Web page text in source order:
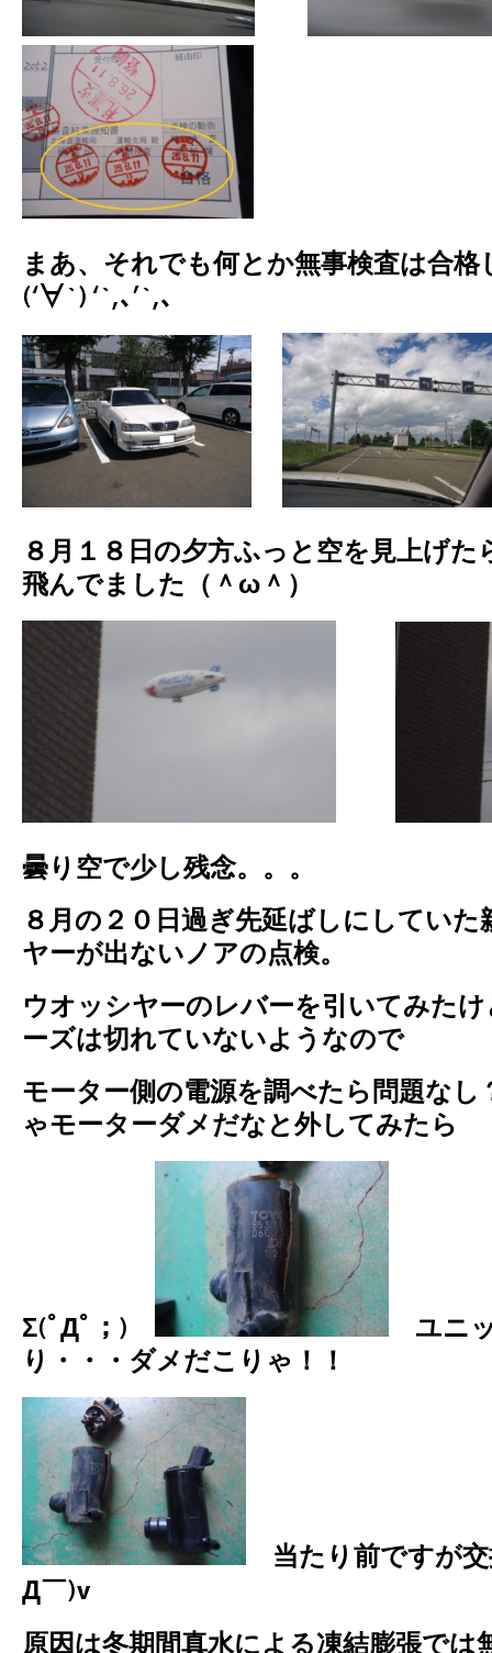
まあ、それでも何とか無事検査は合
(‘∀`) ‘`,､’`,､
８月１８日の夕方ふっと空を見上げた
飛んでました（＾ω＾）
曇り空で少し残念。。。
８月の２０日過ぎ先延ばしにしてい
ヤーが出ないノアの点検。
ウオッシヤーのレバーを引いてみた
ーズは切れていないようなので
モーター側の電源を調べたら問題なし
ゃモーターダメだなと外してみたら
Σ(ﾟДﾟ；)
ユニ
り・・・ダメだこりゃ！！
当たり前ですが
Д￣)v
原因は冬期間真水による凍結膨張では